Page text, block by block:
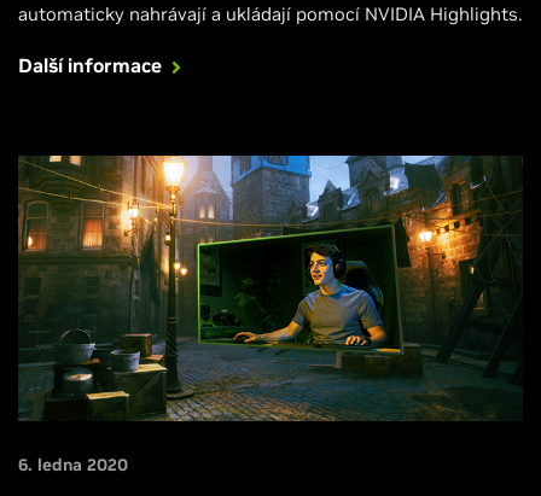
automaticky nahrávají a ukládají pomocí NVIDIA Highlights.
Další informace
6. ledna 2020